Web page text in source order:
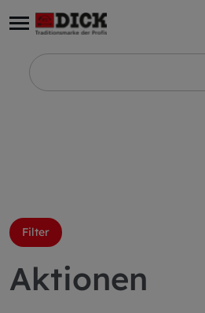
Filter
Aktionen